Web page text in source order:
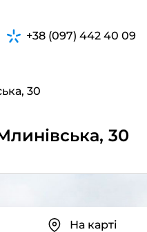
+38 (097) 442 40 09
30
30
На карті